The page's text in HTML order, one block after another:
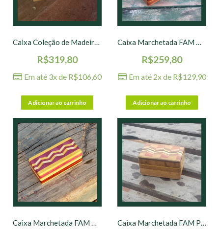
Caixa Coleção de Madeiras – 19 x 6 x 6 cm
R$319,80
Em até 3x de R$106,60
Adicionar ao carrinho
Caixa Marchetada FAM G – 21 x 11 x 6 cm
R$259,80
Em até 2x de R$129,90
Adicionar ao carrinho
Caixa Marchetada FAM M – 17 x 8 x 6 cm Caixa Marchetada FAM P – 12 x 8 x 6 cm